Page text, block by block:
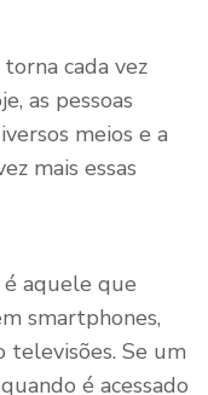
cada vez
as pessoas
meios e a
mais essas
aquele que
smartphones,
Se um
é acessado